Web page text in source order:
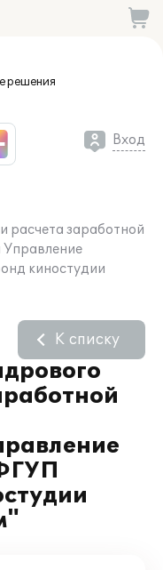
решения
Вход
расчета заработной
Управление
киностудии
К списку